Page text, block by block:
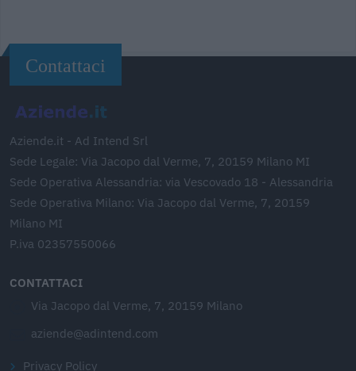
Contattaci
Aziende.it - Ad Intend Srl
Sede Legale: Via Jacopo dal Verme, 7, 20159 Milano MI
Sede Operativa Alessandria: via Vescovado 18 - Alessandria
Sede Operativa Milano: Via Jacopo dal Verme, 7, 20159
Milano MI
P.iva 02357550066
CONTATTACI
Via Jacopo dal Verme, 7, 20159 Milano
aziende@adintend.com
Privacy Policy